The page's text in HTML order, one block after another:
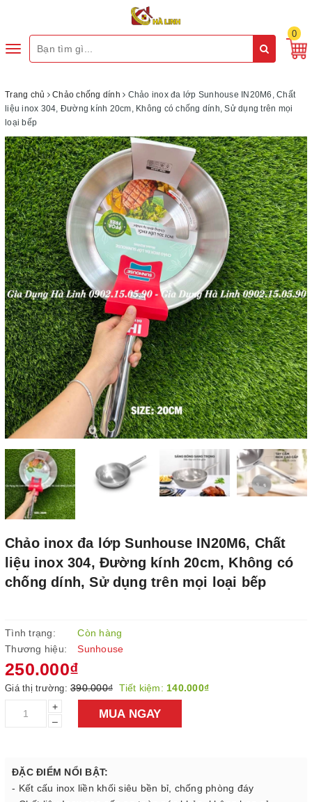
Toggle
0
Trang chủ Chảo chống dính
Chảo inox đa lớp Sunhouse IN20M6, Chất
liệu inox 304, Đường kính 20cm, Không có chống dính, Sử dụng trên mọi
loại bếp
Chảo inox đa lớp Sunhouse IN20M6, Chất
liệu inox 304, Đường kính 20cm, Không có
chống dính, Sử dụng trên mọi loại bếp
Tình trạng:
Còn hàng
Thương hiệu:
Sunhouse
250.000₫
Giá thị trường: 390.000₫ Tiết kiệm: 140.000₫
+
–
MUA NGAY
ĐẶC ĐIỂM NỔI BẬT:
- Kết cấu inox liền khối siêu bền bỉ, chống phòng đáy